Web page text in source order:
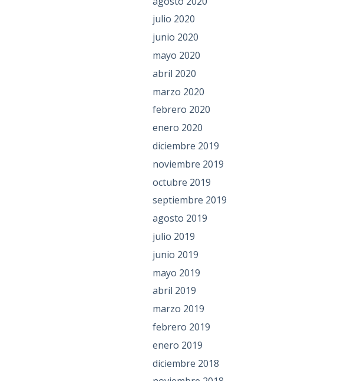
julio 2020
junio 2020
mayo 2020
abril 2020
marzo 2020
febrero 2020
enero 2020
diciembre 2019
noviembre 2019
octubre 2019
septiembre 2019
agosto 2019
julio 2019
junio 2019
mayo 2019
abril 2019
marzo 2019
febrero 2019
enero 2019
diciembre 2018